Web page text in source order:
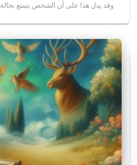
وقد يدل هذا على أن الشخص يتمتع بحالة